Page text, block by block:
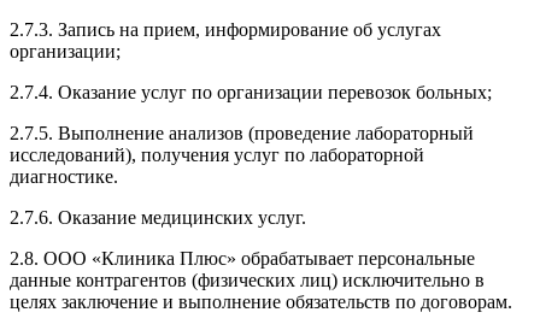
2.7.3. Запись на прием, информирование об услугах
организации;
2.7.4. Оказание услуг по организации перевозок больных;
2.7.5. Выполнение анализов (проведение лабораторный
исследований), получения услуг по лабораторной
диагностике.
2.7.6. Оказание медицинских услуг.
2.8. ООО «Клиника Плюс» обрабатывает персональные
данные контрагентов (физических лиц) исключительно в
целях заключение и выполнение обязательств по договорам.